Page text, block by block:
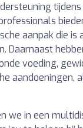
tijdens
aanpak die is
Daarnaast
voeding,
aandoeningen,
we in een